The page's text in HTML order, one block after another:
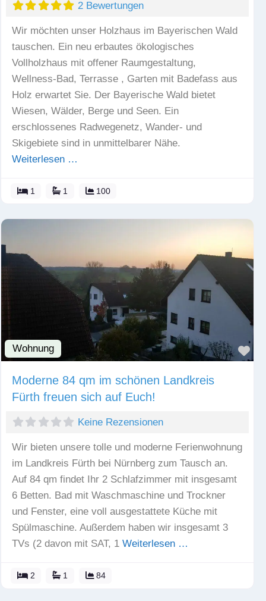
2 Bewertungen
Wir möchten unser Holzhaus im Bayerischen Wald
tauschen. Ein neu erbautes ökologisches
Vollholzhaus mit offener Raumgestaltung,
Wellness-Bad, Terrasse , Garten mit Badefass aus
Holz erwartet Sie. Der Bayerische Wald bietet
Wiesen, Wälder, Berge und Seen. Ein
erschlossenes Radwegenetz, Wander- und
Skigebiete sind in unmittelbarer Nähe.
Weiterlesen …
1 1 100
Wohnung
Moderne 84 qm im schönen Landkreis
Fürth freuen sich auf Euch!
Keine Rezensionen
Wir bieten unsere tolle und moderne Ferienwohnung
im Landkreis Fürth bei Nürnberg zum Tausch an.
Auf 84 qm findet Ihr 2 Schlafzimmer mit insgesamt
6 Betten. Bad mit Waschmaschine und Trockner
und Fenster, eine voll ausgestattete Küche mit
Spülmaschine. Außerdem haben wir insgesamt 3
TVs (2 davon mit SAT, 1 Weiterlesen …
2 1 84